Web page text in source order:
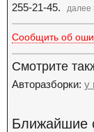
255-21-45.
далее
Сообщить об
Смотрите
Авторазборки: у
Ближайшие